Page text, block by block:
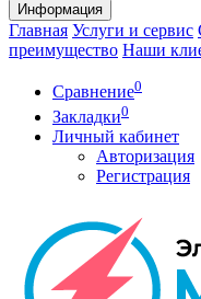
Информация
Главная Услуги и сервис
преимущество Наши
Сравнение0
Закладки0
Личный кабинет
Авторизация
Регистрация